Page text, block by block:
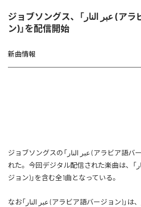
ジョブソングス、「عبر النار (アラビア語バージョ
ン)」を配信開始
新曲情報
ジョブソングスの「عبر النار (アラビア語バージョン)」が配信開始さ
れた。今回デジタル配信された楽曲は、「عبر النار (アラビア語バー
ジョン)」を含む全1曲となっている。
なお「 عبر النار (アラビア語バージョン)」は、